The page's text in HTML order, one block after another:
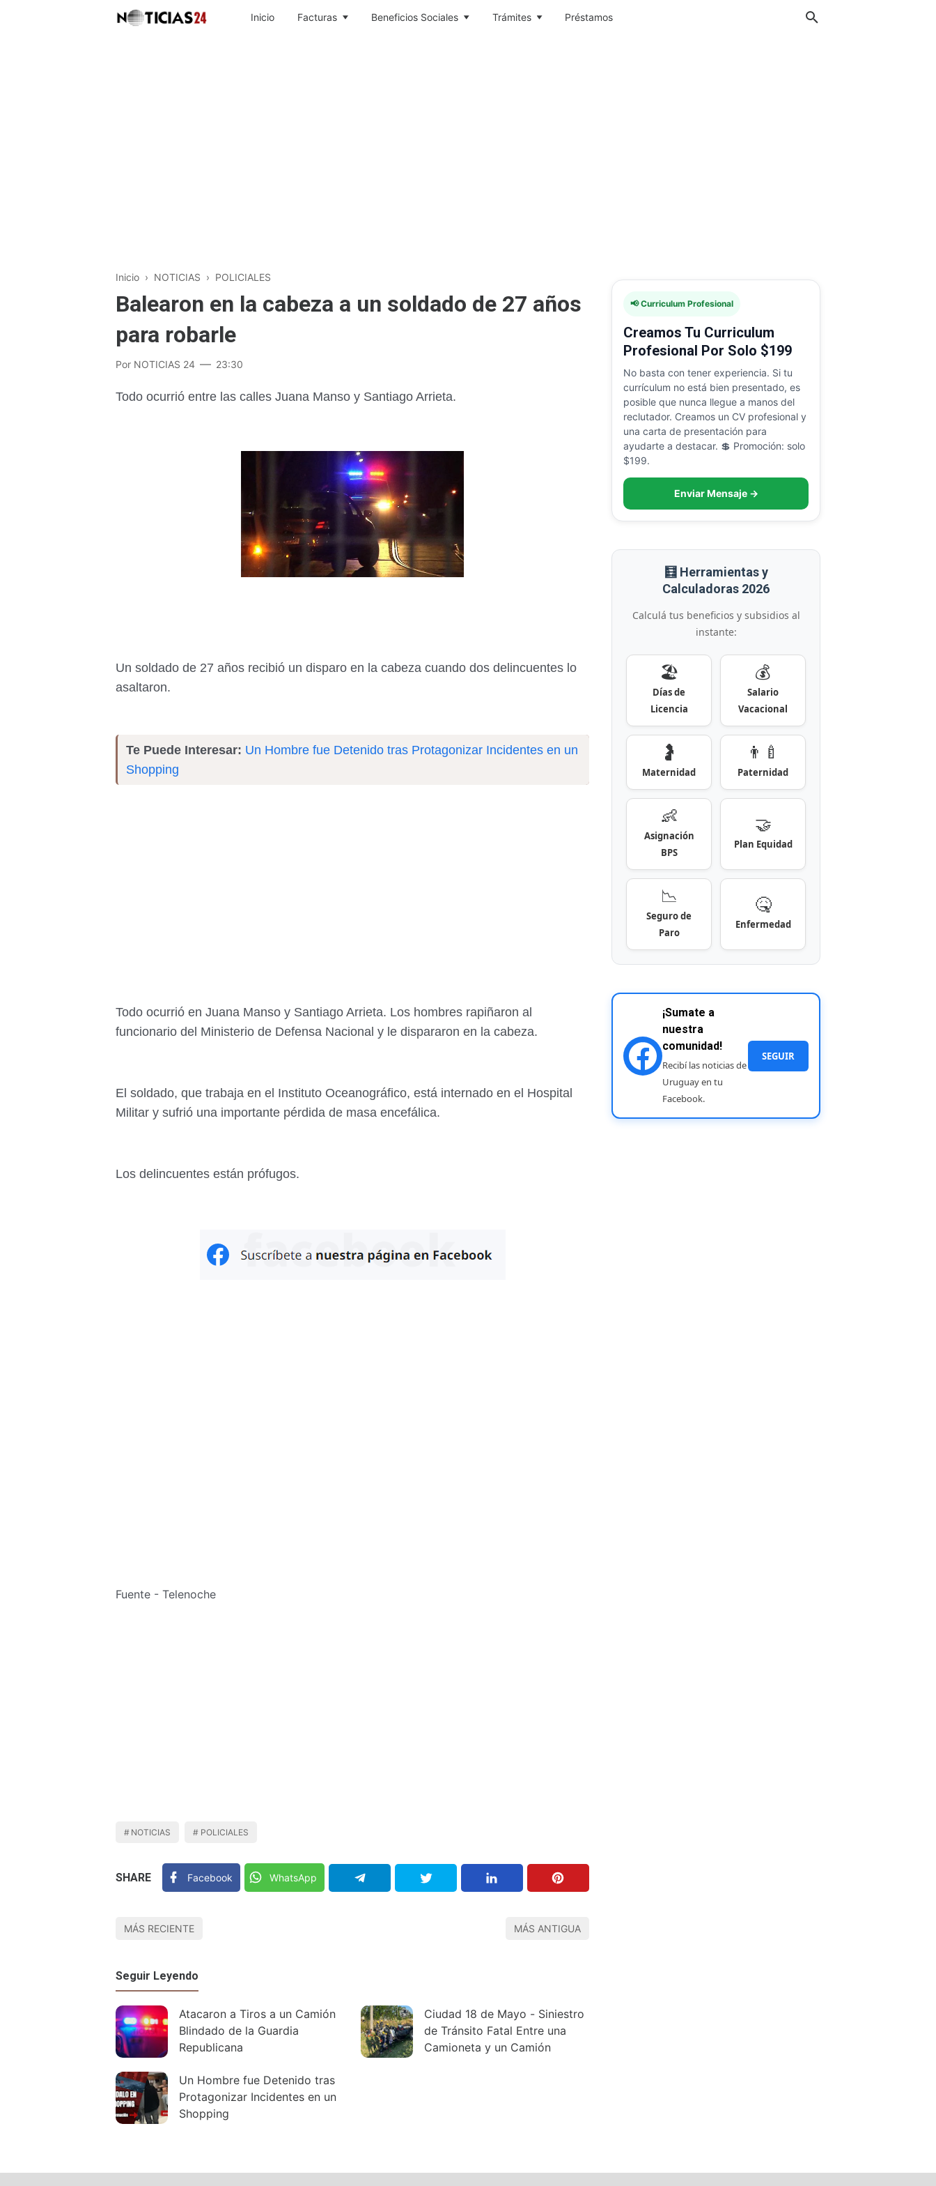
Inicio Facturas Beneficios Sociales Trámites Préstamos
Inicio › NOTICIAS › POLICIALES
Balearon en la cabeza a un soldado de 27 años
para robarle
Por NOTICIAS 24 23:30
Todo ocurrió entre las calles Juana Manso y Santiago Arrieta.
Un soldado de 27 años recibió un disparo en la cabeza cuando dos delincuentes lo
asaltaron.
Te Puede Interesar: Un Hombre fue Detenido tras Protagonizar Incidentes en un
Shopping
Todo ocurrió en Juana Manso y Santiago Arrieta. Los hombres rapiñaron al
funcionario del Ministerio de Defensa Nacional y le dispararon en la cabeza.
El soldado, que trabaja en el Instituto Oceanográfico, está internado en el Hospital
Militar y sufrió una importante pérdida de masa encefálica.
Los delincuentes están prófugos.
Fuente - Telenoche
NOTICIAS POLICIALES
SHARE Facebook WhatsApp
MÁS RECIENTE MÁS ANTIGUA
Seguir Leyendo
Atacaron a Tiros a un Camión
Blindado de la Guardia
Republicana
Ciudad 18 de Mayo - Siniestro
de Tránsito Fatal Entre una
Camioneta y un Camión
Un Hombre fue Detenido tras
Protagonizar Incidentes en un
Shopping
📢 Curriculum Profesional
Creamos Tu Curriculum
Profesional Por Solo $199
No basta con tener experiencia. Si tu
currículum no está bien presentado, es
posible que nunca llegue a manos del
reclutador. Creamos un CV profesional y
una carta de presentación para
ayudarte a destacar. 💲 Promoción: solo
$199.
Enviar Mensaje →
🧮 Herramientas y
Calculadoras 2026
Calculá tus beneficios y subsidios al
instante:
🏖️
Días de
Licencia
💰
Salario
Vacacional
🤰
Maternidad
👨‍🍼
Paternidad
👶
Asignación
BPS
🤝
Plan Equidad
📉
Seguro de
Paro
🤒
Enfermedad
¡Sumate a
nuestra
comunidad!
Recibí las noticias de
Uruguay en tu
Facebook.
SEGUIR